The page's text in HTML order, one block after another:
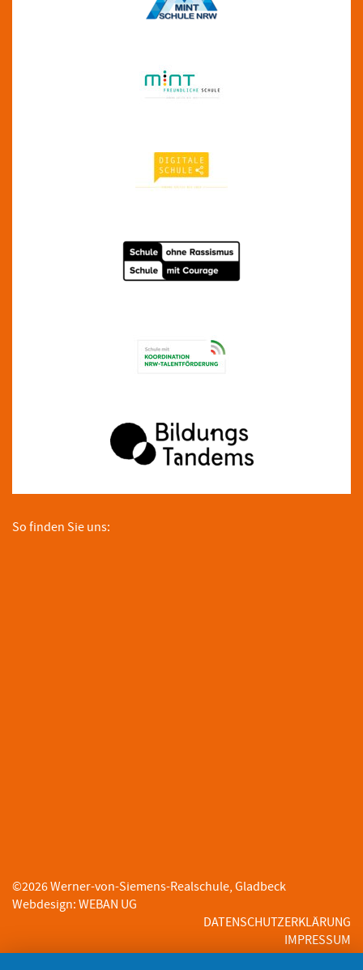
So finden Sie uns:
©2026Werner-von-Siemens-Realschule, Gladbeck
Webdesign: WEBAN UG
DATENSCHUTZERKLÄRUNG
IMPRESSUM